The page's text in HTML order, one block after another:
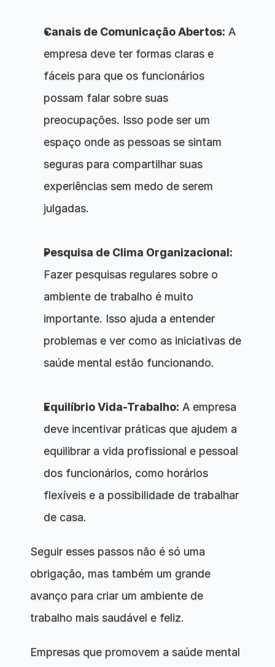
Canais de Comunicação Abertos: A
empresa deve ter formas claras e
fáceis para que os funcionários
possam falar sobre suas
preocupações. Isso pode ser um
espaço onde as pessoas se sintam
seguras para compartilhar suas
experiências sem medo de serem
julgadas.
Pesquisa de Clima Organizacional:
Fazer pesquisas regulares sobre o
ambiente de trabalho é muito
importante. Isso ajuda a entender
problemas e ver como as iniciativas de
saúde mental estão funcionando.
Equilíbrio Vida-Trabalho: A empresa
deve incentivar práticas que ajudem a
equilibrar a vida profissional e pessoal
dos funcionários, como horários
flexíveis e a possibilidade de trabalhar
de casa.
Seguir esses passos não é só uma
obrigação, mas também um grande
avanço para criar um ambiente de
trabalho mais saudável e feliz.
Empresas que promovem a saúde mental